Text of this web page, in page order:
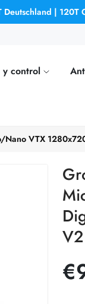
| 120T
y control
VTX
V2